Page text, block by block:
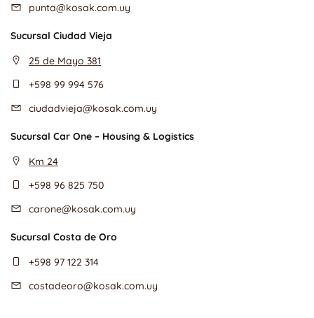
punta@kosak.com.uy
Sucursal Ciudad Vieja
25 de Mayo 381
+598 99 994 576
ciudadvieja@kosak.com.uy
Sucursal Car One – Housing & Logistics
Km 24
+598 96 825 750
carone@kosak.com.uy
Sucursal Costa de Oro
+598 97 122 314
costadeoro@kosak.com.uy